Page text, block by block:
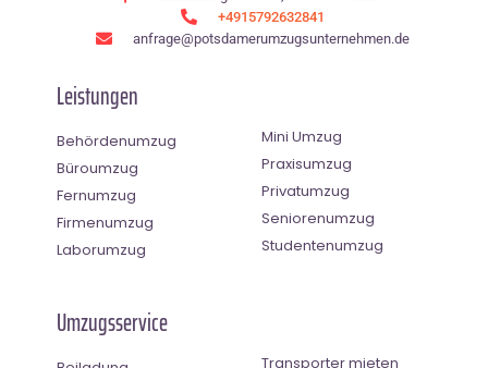
+4915792632841
anfrage@potsdamerumzugsunternehmen.de
Leistungen
Behördenumzug
Büroumzug
Fernumzug
Firmenumzug
Laborumzug
Mini Umzug
Praxisumzug
Privatumzug
Seniorenumzug
Studentenumzug
Umzugsservice
Transporter mieten